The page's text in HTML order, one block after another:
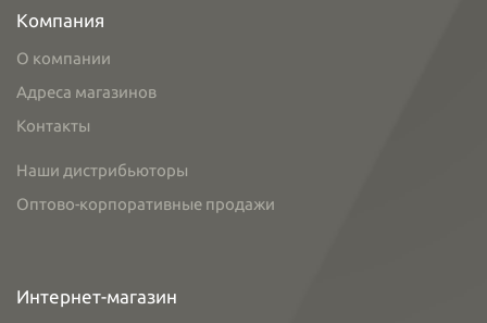
Компания
О компании
Адреса магазинов
Контакты
Наши дистрибьюторы
Оптово-корпоративные продажи
Интернет-магазин